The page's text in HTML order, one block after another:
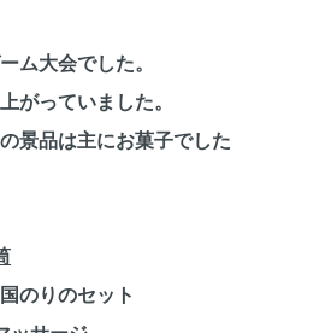
ム大会でした。
がっていました。
景品は主にお菓子でした
のりのセット